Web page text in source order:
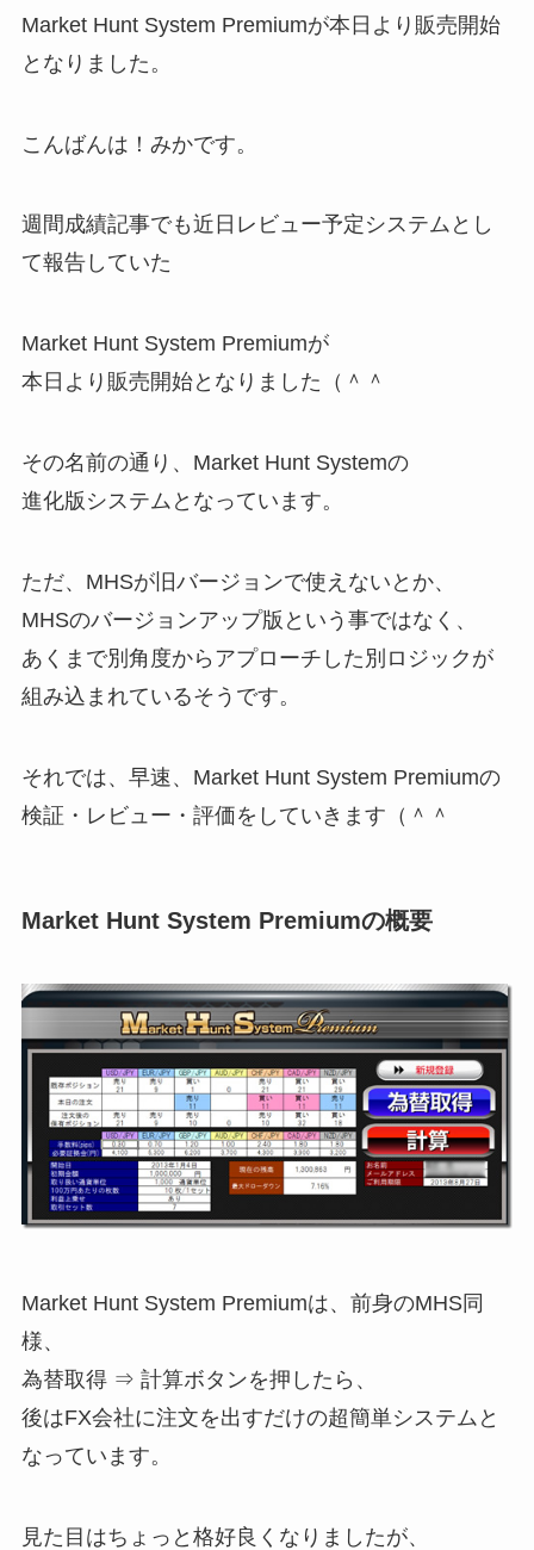
Market Hunt System Premiumが本日より販売開始
となりました。
こんばんは！みかです。
週間成績記事でも近日レビュー予定システムとし
て報告していた
Market Hunt System Premiumが
本日より販売開始となりました（＾＾
その名前の通り、Market Hunt Systemの
進化版システムとなっています。
ただ、MHSが旧バージョンで使えないとか、
MHSのバージョンアップ版という事ではなく、
あくまで別角度からアプローチした別ロジックが
組み込まれているそうです。
それでは、早速、Market Hunt System Premiumの
検証・レビュー・評価をしていきます（＾＾
Market Hunt System Premiumの概要
Market Hunt System Premiumは、前身のMHS同
様、
為替取得 ⇒ 計算ボタンを押したら、
後はFX会社に注文を出すだけの超簡単システムと
なっています。
見た目はちょっと格好良くなりましたが、